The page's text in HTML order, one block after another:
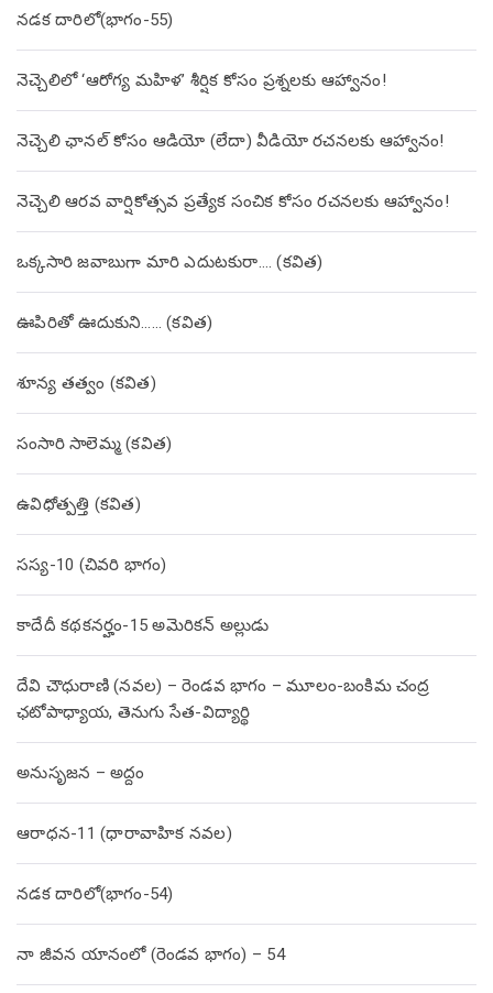
నడక దారిలో(భాగం-55)
నెచ్చెలిలో ‘ఆరోగ్య మహిళ’ శీర్షిక కోసం ప్రశ్నలకు ఆహ్వానం!
నెచ్చెలి ఛానల్ కోసం ఆడియో (లేదా) వీడియో రచనలకు ఆహ్వానం!
నెచ్చెలి ఆరవ వార్షికోత్సవ ప్రత్యేక సంచిక కోసం రచనలకు ఆహ్వానం!
ఒక్కసారి జవాబుగా మారి ఎదుటకురా…. (కవిత)
ఊపిరితో ఊదుకుని…… (కవిత)
శూన్య తత్వం (కవిత)
సంసారి సాలెమ్మ (కవిత)
ఉవిధోత్పత్తి (కవిత)
సస్య-10 (చివరి భాగం)
కాదేదీ కథకనర్హం-15 అమెరికన్ అల్లుడు
దేవి చౌధురాణి (నవల) – రెండవ భాగం – మూలం-బంకిమ చంద్ర
ఛటోపాధ్యాయ, తెనుగు సేత-విద్యార్థి
అనుసృజన – అద్దం
ఆరాధన-11 (ధారావాహిక నవల)
నడక దారిలో(భాగం-54)
నా జీవన యానంలో (రెండవ భాగం) – 54